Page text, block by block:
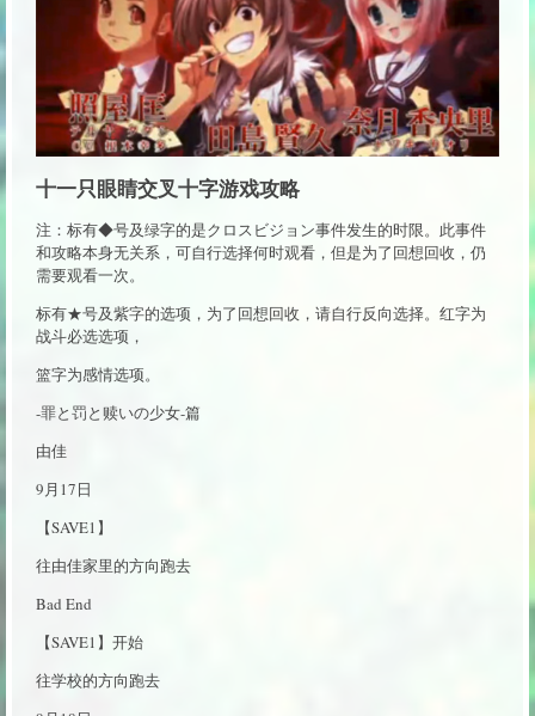
十一只眼睛交叉十字游戏攻略
注：标有◆号及绿字的是クロスビジョン事件发生的时限。此事件
和攻略本身无关系，可自行选择何时观看，但是为了回想回收，仍
需要观看一次。
标有★号及紫字的选项，为了回想回收，请自行反向选择。红字为
战斗必选选项，
篮字为感情选项。
-罪と罚と赎いの少女-篇
由佳
9月17日
【SAVE1】
往由佳家里的方向跑去
Bad End
【SAVE1】开始
往学校的方向跑去